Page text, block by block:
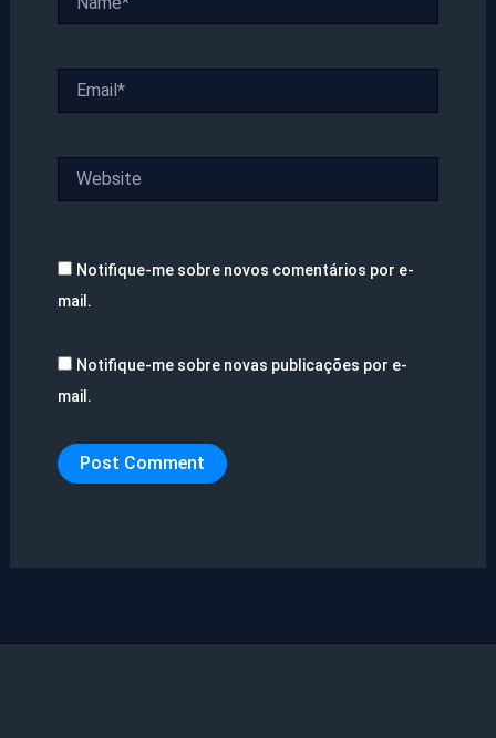
Notifique-me sobre novos comentários por e-
mail.
Notifique-me sobre novas publicações por e-
mail.